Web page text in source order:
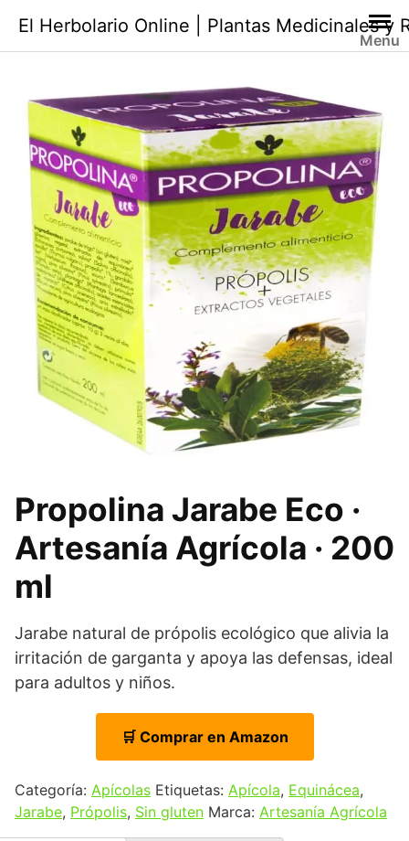
contenido
El Herbolario Online | Plantas Medicinales y
Menu
Propolina Jarabe Eco ·
Artesanía Agrícola · 200
ml
Jarabe natural de própolis ecológico que alivia la
irritación de garganta y apoya las defensas, ideal
para adultos y niños.
🛒 Comprar en Amazon
Categoría: Apícolas Etiquetas: Apícola, Equinácea,
Jarabe, Própolis, Sin gluten Marca: Artesanía Agrícola